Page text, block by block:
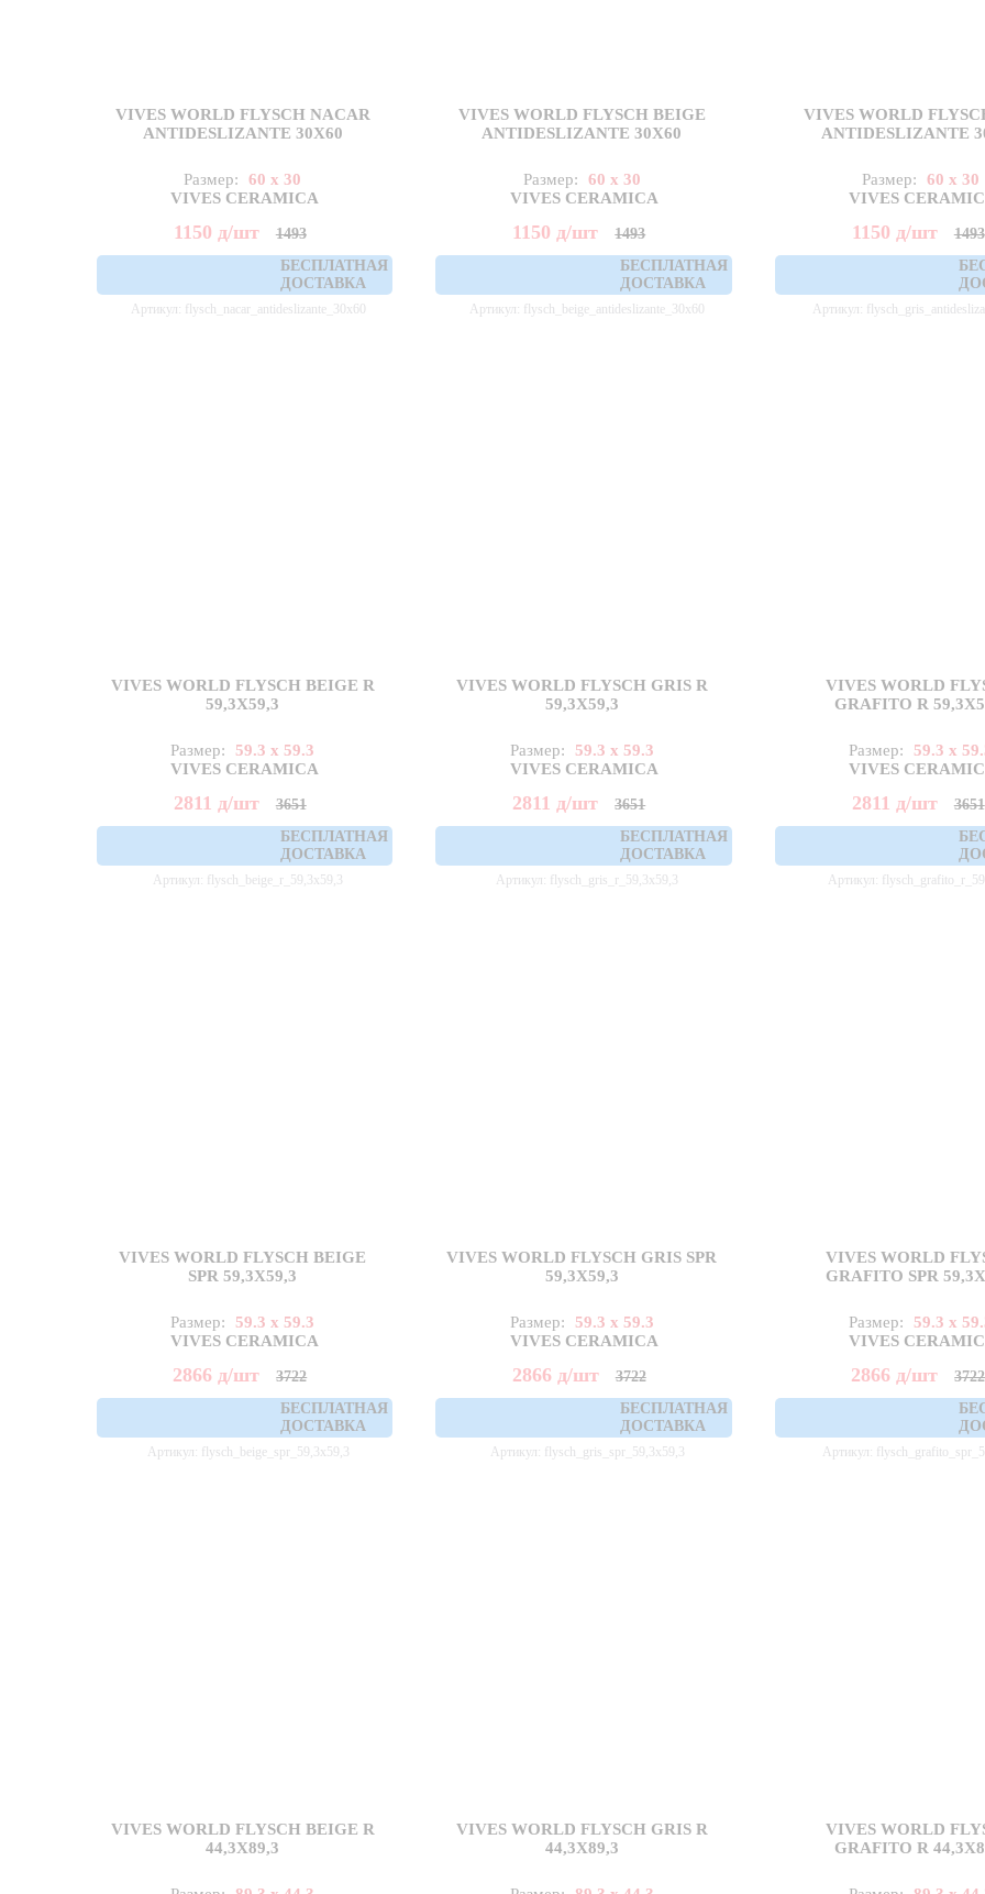
VIVES WORLD FLYSCH NACAR
ANTIDESLIZANTE 30X60
Размер:
60 x 30
VIVES CERAMICA
1150 д/шт
1493
БЕСПЛАТНАЯ
ДОСТАВКА
Артикул: flysch_nacar_antideslizante_30x60
VIVES WORLD FLYSCH BEIGE
ANTIDESLIZANTE 30X60
Размер:
60 x 30
VIVES CERAMICA
1150 д/шт
1493
БЕСПЛАТНАЯ
ДОСТАВКА
Артикул: flysch_beige_antideslizante_30x60
VIVES WORLD
ANTIDESLIZANTE
Размер:
60 x 30
VIVES
1150 д/шт
1493
Артикул:
VIVES WORLD FLYSCH BEIGE R
59,3X59,3
Размер:
59.3 x 59.3
VIVES CERAMICA
2811 д/шт
3651
БЕСПЛАТНАЯ
ДОСТАВКА
Артикул: flysch_beige_r_59,3x59,3
VIVES WORLD FLYSCH GRIS R
59,3X59,3
Размер:
59.3 x 59.3
VIVES CERAMICA
2811д/шт
3651
БЕСПЛАТНАЯ
ДОСТАВКА
Артикул: flysch_gris_r_59,3x59,3
VIVES WORLD
GRAFITO R
Размер:
59.3 x
VIVES
2811 д/шт
3651
Артикул:
VIVES WORLD FLYSCH BEIGE
SPR 59,3X59,3
Размер:
59.3 x 59.3
VIVES CERAMICA
2866д/шт
3722
БЕСПЛАТНАЯ
ДОСТАВКА
Артикул: flysch_beige_spr_59,3x59,3
VIVES WORLD FLYSCH GRIS SPR
59,3X59,3
Размер:
59.3 x 59.3
VIVES CERAMICA
2866 д/шт
3722
БЕСПЛАТНАЯ
ДОСТАВКА
Артикул: flysch_gris_spr_59,3x59,3
VIVES WORLD
GRAFITO SPR
Размер:
59.3 x
VIVES
2866д/шт
3722
Артикул:
VIVES WORLD FLYSCH BEIGE R
44,3X89,3
VIVES WORLD FLYSCH GRIS R
44,3X89,3
VIVES WORLD
GRAFITO R